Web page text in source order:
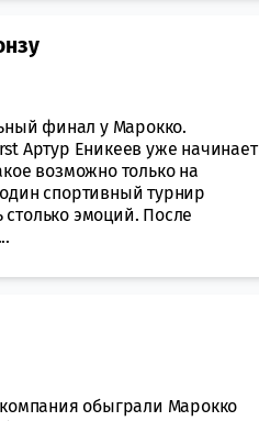
финал у Марокко.
Артур Еникеев уже начинает
возможно только на
спортивный турнир
эмоций. После
обыграли Марокко